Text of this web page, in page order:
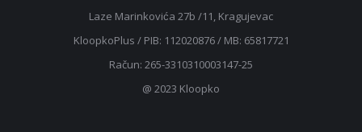
Laze Marinkovića 27b /11, Kragujevac
KloopkoPlus / PIB: ‎112020876 / MB: 65817721
Račun: 265-3310310003147-25
@ 2023 Kloopko